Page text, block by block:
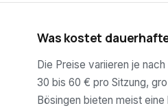
Was kostet
Die Preise variieren je
30 bis 60 € pro Sitzung,
Bösingen bieten meist